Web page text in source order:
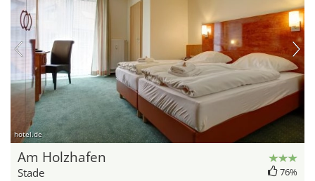
hotel.de
Am Holzhafen
Stade 76%